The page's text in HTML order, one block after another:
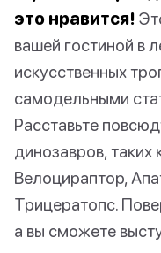
это нравится!
вашей гостиной в
искусственных
самодельными
Расставьте
динозавров, таких
Велоцираптор,
Трицератопс.
а вы сможете